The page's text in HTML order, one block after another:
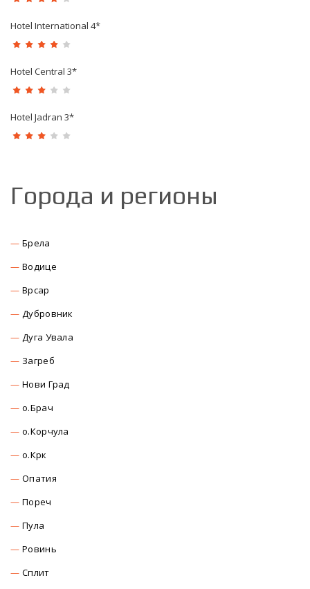
Hotel International 4*
Hotel Central 3*
Hotel Jadran 3*
Города и регионы
Брела
Водице
Врсар
Дубровник
Дуга Увала
Загреб
Нови Град
о.Брач
о.Корчула
о.Крк
Опатия
Пореч
Пула
Ровинь
Сплит